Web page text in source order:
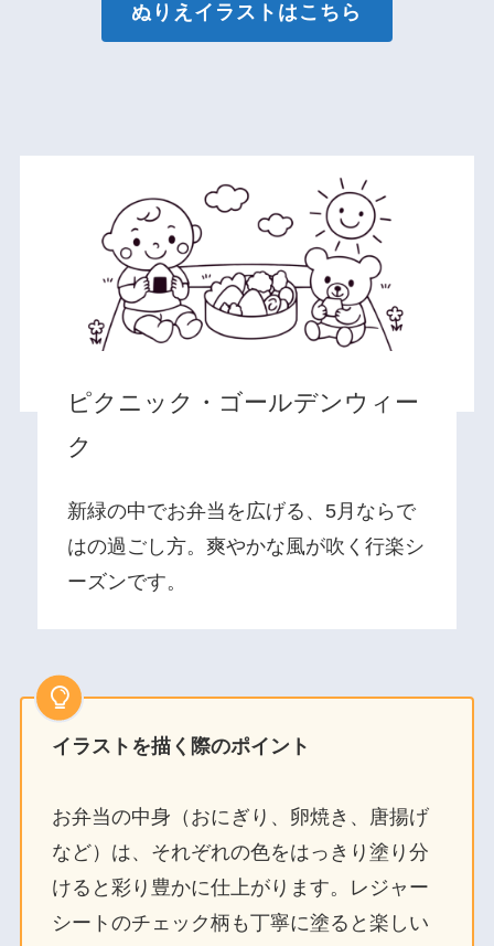
ぬりえイラストはこちら
ピクニック・ゴールデンウィー
ク
新緑の中でお弁当を広げる、5月ならで
はの過ごし方。爽やかな風が吹く行楽シ
ーズンです。
イラストを描く際のポイント
お弁当の中身（おにぎり、卵焼き、唐揚げ
など）は、それぞれの色をはっきり塗り分
けると彩り豊かに仕上がります。レジャー
シートのチェック柄も丁寧に塗ると楽しい